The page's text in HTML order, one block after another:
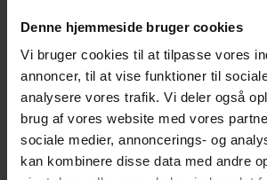
Denne hjemmeside bruger cookies
Vi bruger cookies til at tilpasse vores
annoncer, til at vise funktioner til
analysere vores trafik. Vi deler også
brug af vores website med vores
sociale medier, annoncerings- og
kan kombinere disse data med andre
Gæsterne siger
4,7 • 1 Bedømmelser
Hus
4,0
Grund
5,0